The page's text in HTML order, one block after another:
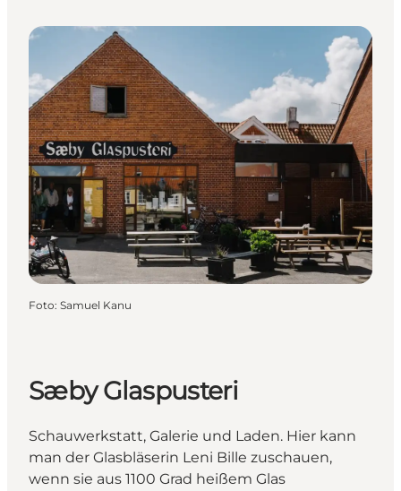
Foto: Samuel Kanu
Sæby Glaspusteri
Schauwerkstatt, Galerie und Laden. Hier kann
man der Glasbläserin Leni Bille zuschauen,
wenn sie aus 1100 Grad heißem Glas